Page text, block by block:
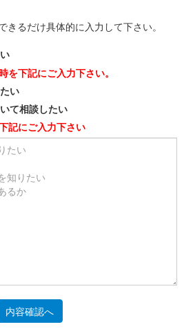
きるだけ具体的に入力して下さい。
を下記にご入力下さい。
い
て相談したい
記にご入力下さい
内容確認へ